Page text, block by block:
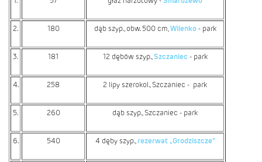
2. 180 dąb szyp., obw. 500 cm,Wilenko- park
3. 181 12 dębów szyp.,Szczaniec - park
4. 258 2 lipy szerokol., Szczaniec - park
5. 260 dąb szyp., Szczaniec - park
6. 540 4 dęby szyp., rezerwat „Grodziszcze”